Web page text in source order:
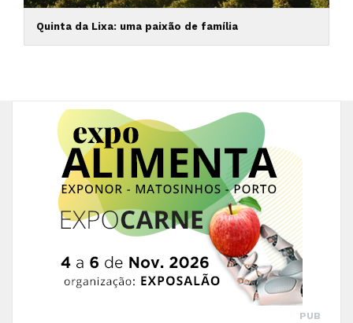
Quinta da Lixa: uma paixão de família
PUB